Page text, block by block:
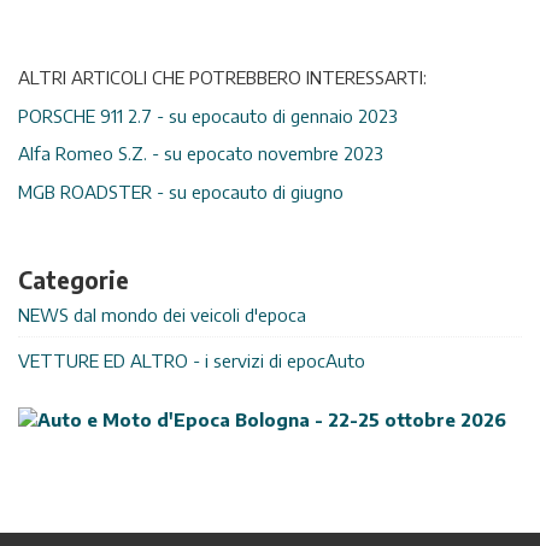
ALTRI ARTICOLI CHE POTREBBERO INTERESSARTI:
PORSCHE 911 2.7 - su epocauto di gennaio 2023
Alfa Romeo S.Z. - su epocato novembre 2023
MGB ROADSTER - su epocauto di giugno
Categorie
NEWS dal mondo dei veicoli d'epoca
VETTURE ED ALTRO - i servizi di epocAuto